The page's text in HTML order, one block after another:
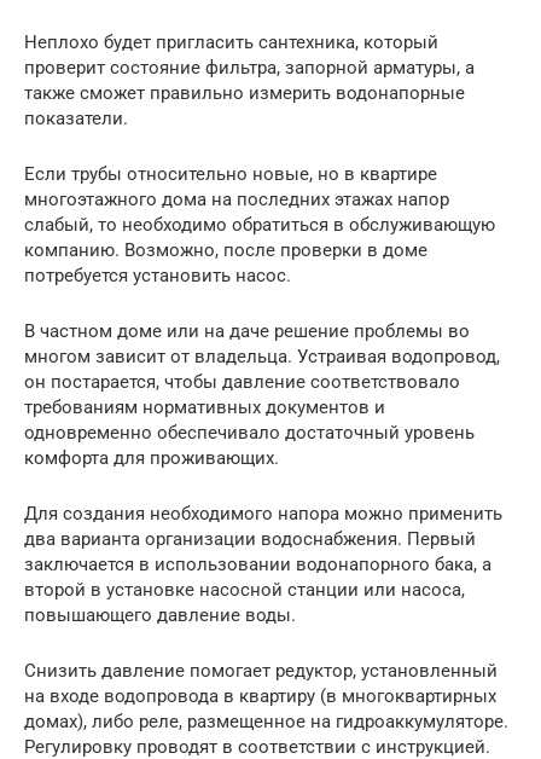
Неплохо будет пригласить сантехника, который
проверит состояние фильтра, запорной арматуры, а
также сможет правильно измерить водонапорные
показатели.
Если трубы относительно новые, но в квартире
многоэтажного дома на последних этажах напор
слабый, то необходимо обратиться в обслуживающую
компанию. Возможно, после проверки в доме
потребуется установить насос.
В частном доме или на даче решение проблемы во
многом зависит от владельца. Устраивая водопровод,
он постарается, чтобы давление соответствовало
требованиям нормативных документов и
одновременно обеспечивало достаточный уровень
комфорта для проживающих.
Для создания необходимого напора можно применить
два варианта организации водоснабжения. Первый
заключается в использовании водонапорного бака, а
второй в установке насосной станции или насоса,
повышающего давление воды.
Снизить давление помогает редуктор, установленный
на входе водопровода в квартиру (в многоквартирных
домах), либо реле, размещенное на гидроаккумуляторе.
Регулировку проводят в соответствии с инструкцией.